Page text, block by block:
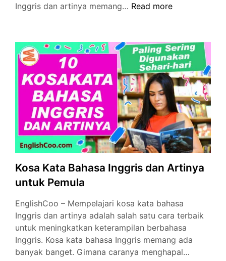
Inggris dan artinya memang… Kosakata
dan
Artinya
yang
Wajib
Dihafal
Pemula
Read more
Kosa Kata Bahasa Inggris dan Artinya
untuk Pemula
EnglishCoo – Mempelajari kosa kata bahasa
Inggris dan artinya adalah salah satu cara terbaik
untuk meningkatkan keterampilan berbahasa
Inggris. Kosa kata bahasa Inggris memang ada
banyak banget. Gimana caranya menghapal…